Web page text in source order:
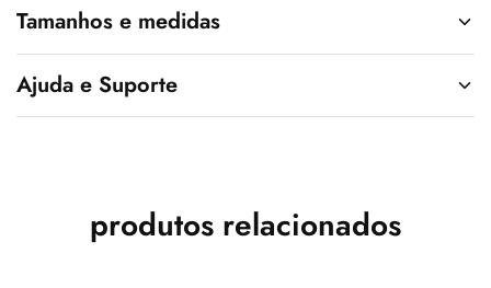
Tamanhos e medidas
Ajuda e Suporte
produtos relacionados